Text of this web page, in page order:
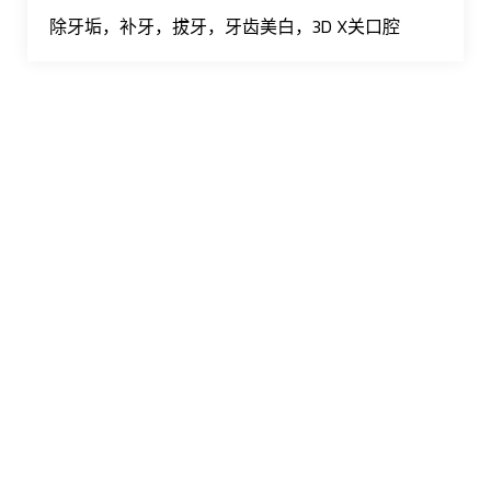
除牙垢，补牙，拔牙，牙齿美白，3D X关口腔